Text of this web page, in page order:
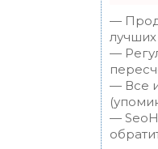
—
—
— Все
—